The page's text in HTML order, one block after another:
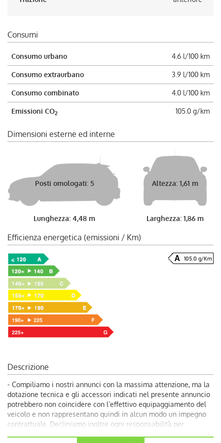
Consumi
Consumo urbano 4.6 l/100 km
Consumo extraurbano 3.9 l/100 km
Consumo combinato 4.0 l/100 km
Emissioni CO2 105.0 g/km
Dimensioni esterne ed interne
Posti omologati: 5
Lunghezza: 4,48 m
Altezza: 1,61 m
Larghezza: 1,86 m
Efficienza energetica (emissioni / Km)
105.0 g/Km
Descrizione
- Compiliamo i nostri annunci con la massima attenzione, ma la
dotazione tecnica e gli accessori indicati nel presente annuncio
potrebbero non coincidere con l’effettivo equipaggiamento del
veicolo e non rappresentano quindi in alcun modo un impegno
contrattuale. Decliniamo inoltre ogni responsabilità per